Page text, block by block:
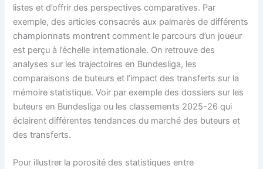
listes et d’offrir des perspectives comparatives. Par
exemple, des articles consacrés aux palmarès de différents
championnats montrent comment le parcours d’un joueur
est perçu à l’échelle internationale. On retrouve des
analyses sur les trajectoires en Bundesliga, les
comparaisons de buteurs et l’impact des transferts sur la
mémoire statistique. Voir par exemple des dossiers sur les
buteurs en Bundesliga ou les classements 2025-26 qui
éclairent différentes tendances du marché des buteurs et
des transferts.
Pour illustrer la porosité des statistiques entre